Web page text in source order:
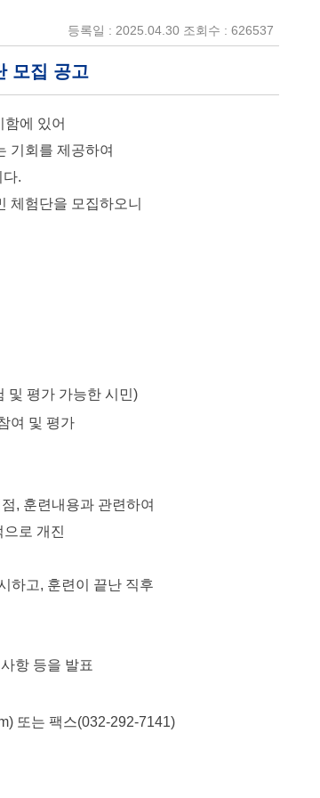
등록일 : 2025.04.30 조회수 : 626537
모집 공고
에 있어
기회를 제공하여
.
체험단을 모집하오니
및 평가 가능한 시민)
여 및 평가
, 훈련내용과 관련하여
로 개진
고, 훈련이 끝난 직후
항 등을 발표
또는 팩스(032-292-7141)